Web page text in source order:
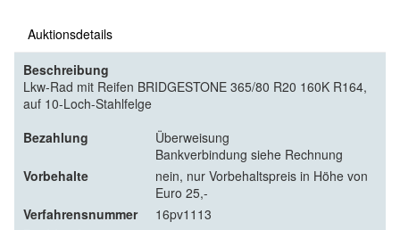
Auktionsdetails
Beschreibung
Lkw-Rad mit Reifen BRIDGESTONE 365/80 R20 160K R164,
auf 10-Loch-Stahlfelge
Bezahlung
Überweisung
Bankverbindung siehe Rechnung
Vorbehalte
nein, nur Vorbehaltspreis in Höhe von
Euro 25,-
Verfahrensnummer
16pv1113